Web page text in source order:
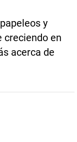
y
en
acerca de